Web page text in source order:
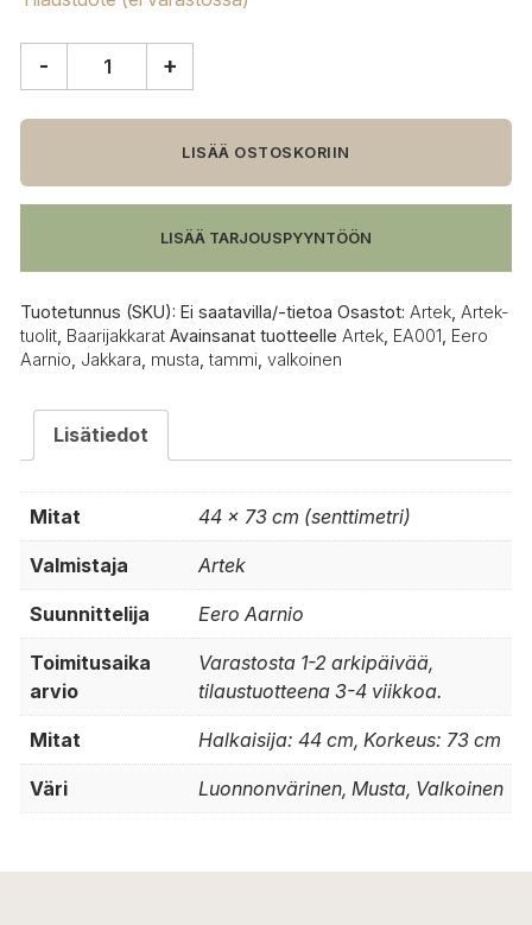
jakkara
- +
LISÄÄ OSTOSKORIIN
LISÄÄ TARJOUSPYYNTÖÖN
Tuotetunnus (SKU): Ei saatavilla/-tietoa Osastot: Artek Artek-
tuolit Baarijakkarat Avainsanat tuotteelle Artek EA001 Eero
Aarnio Jakkara musta ,tammi valkoinen
Lisätiedot
Mitat 44 × 73 cm (senttimetri)
Valmistaja Artek
Suunnittelija Eero Aarnio
Toimitusaika
arvio
Varastosta 1-2 arkipäivää,
tilaustuotteena 3-4 viikkoa.
Mitat Halkaisija: 44 cm, Korkeus: 73 cm
Väri Luonnonvärinen, Musta, Valkoinen